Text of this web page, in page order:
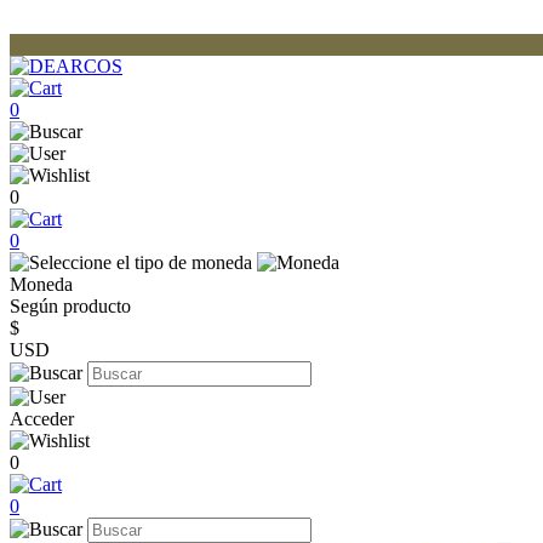
0
0
0
Moneda
Según producto
$
USD
Acceder
0
0